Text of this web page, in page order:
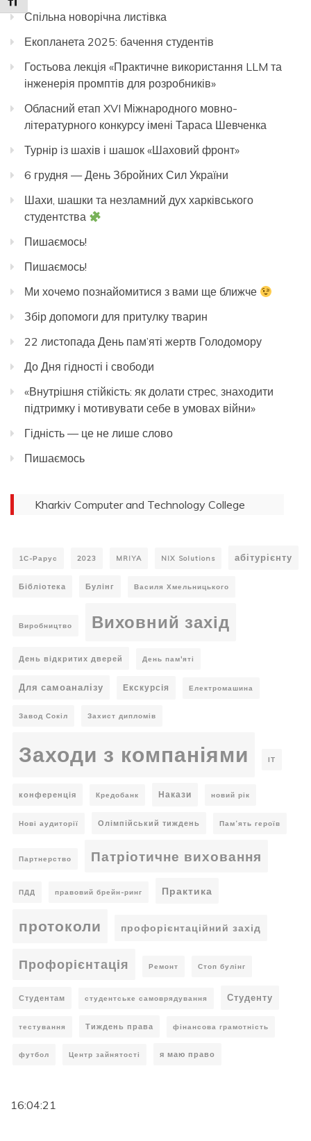
Спільна новорічна листівка
Екопланета 2025: бачення студентів
Гостьова лекція «Практичне використання LLM та
інженерія промптів для розробників»
Обласний етап XVI Міжнародного мовно-
літературного конкурсу імені Тараса Шевченка
Турнір із шахів і шашок «Шаховий фронт»
6 грудня — День Збройних Сил України
Шахи, шашки та незламний дух харківського
студентства
Пишаємось!
Пишаємось!
Ми хочемо познайомитися з вами ще ближче
Збір допомоги для притулку тварин
22 листопада День пам’яті жертв Голодомору
До Дня гідності і свободи
«Внутрішня стійкість: як долати стрес, знаходити
підтримку і мотивувати себе в умовах війни»
Гідність — це не лише слово
Пишаємось
Kharkiv Computer and Technology College
1С-Рарус 2023 MRIYA NIX Solutions абітурієнту
Бібліотека Булінг Василя Хмельницького
Виробництво Виховний захід
День відкритих дверей День пам'яті
Для самоаналізу Екскурсія Електромашина
Завод Сокіл Захист дипломів
Заходи з компаніями ІТ
конференція Кредобанк Накази новий рік
Нові аудиторії Олімпійський тиждень Пам’ять героїв
Партнерство Патріотичне виховання
ПДД правовий брейн-ринг Практика
протоколи профорієнтаційний захід
Профорієнтація Ремонт Стоп булінг
Студентам студентське самоврядування Студенту
тестування Тиждень права фінансова грамотність
футбол Центр зайнятості я маю право
16:04:22